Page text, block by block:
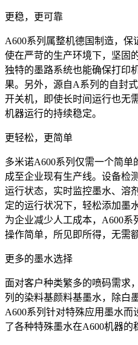
更稳，更可靠
A600系列属整机德国制造，
使在严苛的生产环境下，坚固
独特的墨路系统也能确保打印
果。另外，源自A系列的自封
开关机，即使长时间运行也无
机器运行的持续稳定。
更轻松，更简单
多米诺A600系列仅需一个简
成至企业现有生产线。设备检
运行状态，实时监控墨水、溶
定的运行状况下，轻松添加墨
为企业减少人工成本，A600系
操作简单，所见即所得，无需
更多的墨水选择
面对客户种类繁多的喷码需求
列的染料基颜料基墨水，除白
A600系列针对特殊应用墨水
了各种特殊墨水在A600机器的